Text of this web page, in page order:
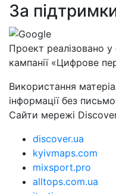
За
Проект реалізовано у
кампанії «Цифрове
Використання
інформації без
Сайти мережі
discover.ua
kyivmaps.com
mixsport.pro
alltops.com.ua